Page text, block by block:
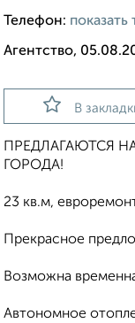
Телефон:
Агентство,
В
ПРЕДЛАГАЮТСЯ
ГОРОДА!
23 кв.м,
Прекрасное
Возможна
Автономное